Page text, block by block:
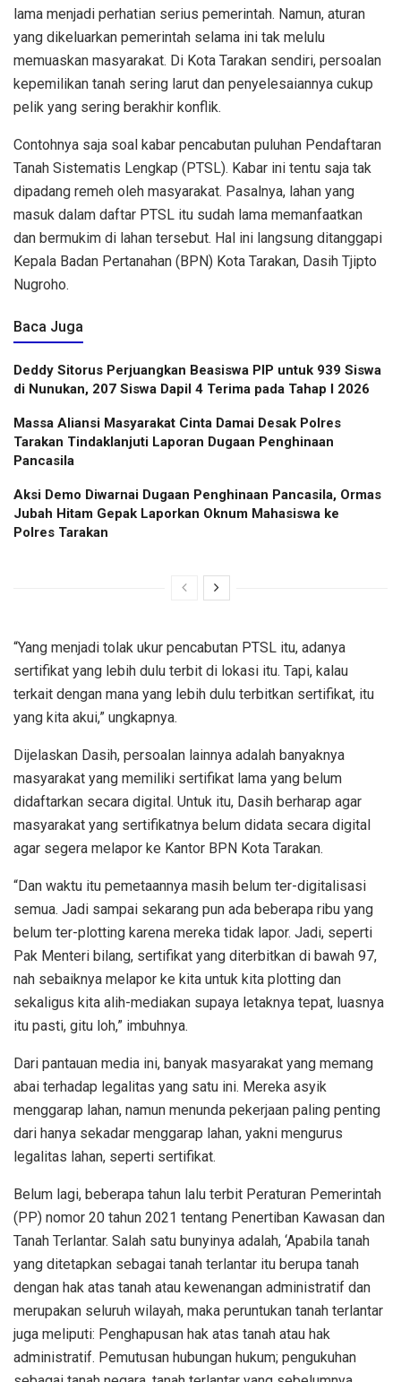
lama menjadi perhatian serius pemerintah. Namun, aturan
yang dikeluarkan pemerintah selama ini tak melulu
memuaskan masyarakat. Di Kota Tarakan sendiri, persoalan
kepemilikan tanah sering larut dan penyelesaiannya cukup
pelik yang sering berakhir konflik.
Contohnya saja soal kabar pencabutan puluhan Pendaftaran
Tanah Sistematis Lengkap (PTSL). Kabar ini tentu saja tak
dipadang remeh oleh masyarakat. Pasalnya, lahan yang
masuk dalam daftar PTSL itu sudah lama memanfaatkan
dan bermukim di lahan tersebut. Hal ini langsung ditanggapi
Kepala Badan Pertanahan (BPN) Kota Tarakan, Dasih Tjipto
Nugroho.
Baca Juga
Deddy Sitorus Perjuangkan Beasiswa PIP untuk 939 Siswa
di Nunukan, 207 Siswa Dapil 4 Terima pada Tahap I 2026
Massa Aliansi Masyarakat Cinta Damai Desak Polres
Tarakan Tindaklanjuti Laporan Dugaan Penghinaan
Pancasila
Aksi Demo Diwarnai Dugaan Penghinaan Pancasila, Ormas
Jubah Hitam Gepak Laporkan Oknum Mahasiswa ke
Polres Tarakan
“Yang menjadi tolak ukur pencabutan PTSL itu, adanya
sertifikat yang lebih dulu terbit di lokasi itu. Tapi, kalau
terkait dengan mana yang lebih dulu terbitkan sertifikat, itu
yang kita akui,” ungkapnya.
Dijelaskan Dasih, persoalan lainnya adalah banyaknya
masyarakat yang memiliki sertifikat lama yang belum
didaftarkan secara digital. Untuk itu, Dasih berharap agar
masyarakat yang sertifikatnya belum didata secara digital
agar segera melapor ke Kantor BPN Kota Tarakan.
“Dan waktu itu pemetaannya masih belum ter-digitalisasi
semua. Jadi sampai sekarang pun ada beberapa ribu yang
belum ter-plotting karena mereka tidak lapor. Jadi, seperti
Pak Menteri bilang, sertifikat yang diterbitkan di bawah 97,
nah sebaiknya melapor ke kita untuk kita plotting dan
sekaligus kita alih-mediakan supaya letaknya tepat, luasnya
itu pasti, gitu loh,” imbuhnya.
Dari pantauan media ini, banyak masyarakat yang memang
abai terhadap legalitas yang satu ini. Mereka asyik
menggarap lahan, namun menunda pekerjaan paling penting
dari hanya sekadar menggarap lahan, yakni mengurus
legalitas lahan, seperti sertifikat.
Belum lagi, beberapa tahun lalu terbit Peraturan Pemerintah
(PP) nomor 20 tahun 2021 tentang Penertiban Kawasan dan
Tanah Terlantar. Salah satu bunyinya adalah, ‘Apabila tanah
yang ditetapkan sebagai tanah terlantar itu berupa tanah
dengan hak atas tanah atau kewenangan administratif dan
merupakan seluruh wilayah, maka peruntukan tanah terlantar
juga meliputi: Penghapusan hak atas tanah atau hak
administratif. Pemutusan hubungan hukum; pengukuhan